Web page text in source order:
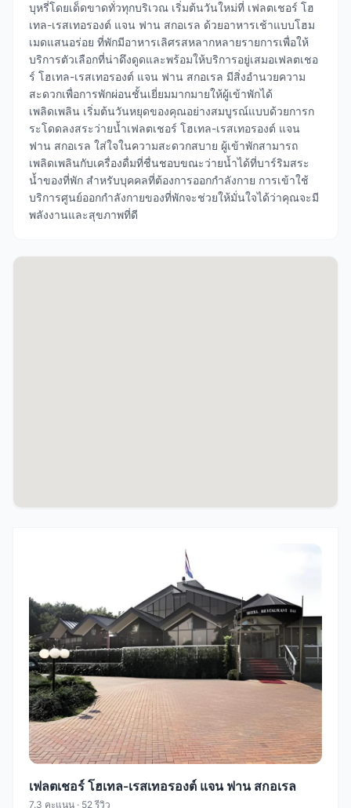
บุหรี่โดยเด็ดขาดทั่วทุกบริเวณ เริ่มต้นวันใหม่ที่ เฟลตเชอร์ โฮ
เทล-เรสเทอรองต์ แจน ฟาน สกอเรล ด้วยอาหารเช้าแบบโฮม
เมดแสนอร่อย ที่พักมีอาหารเลิศรสหลากหลายรายการเพื่อให้
บริการตัวเลือกที่น่าดึงดูดและพร้อมให้บริการอยู่เสมอเฟลตเชอ
ร์ โฮเทล-เรสเทอรองต์ แจน ฟาน สกอเรล มีสิ่งอำนวยความ
สะดวกเพื่อการพักผ่อนชั้นเยี่ยมมากมายให้ผู้เข้าพักได้
เพลิดเพลิน เริ่มต้นวันหยุดของคุณอย่างสมบูรณ์แบบด้วยการก
ระโดดลงสระว่ายน้ำเฟลตเชอร์ โฮเทล-เรสเทอรองต์ แจน
ฟาน สกอเรล ใส่ใจในความสะดวกสบาย ผู้เข้าพักสามารถ
เพลิดเพลินกับเครื่องดื่มที่ชื่นชอบขณะว่ายน้ำได้ที่บาร์ริมสระ
น้ำของที่พัก สำหรับบุคคลที่ต้องการออกกำลังกาย การเข้าใช้
บริการศูนย์ออกกำลังกายของที่พักจะช่วยให้มั่นใจได้ว่าคุณจะมี
พลังงานและสุขภาพที่ดี
เฟลตเชอร์ โฮเทล-เรสเทอรองต์ แจน ฟาน สกอเรล
7.3 คะแนน · 52 รีวิว